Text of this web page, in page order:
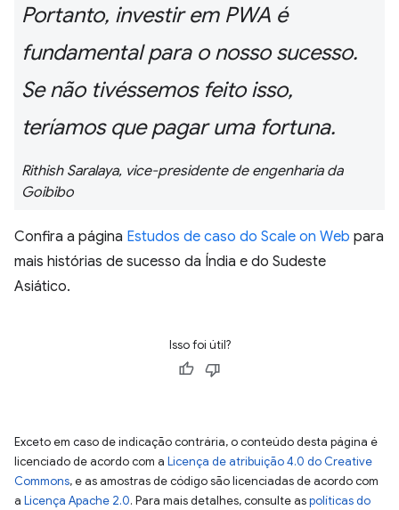
Portanto, investir em PWA é
fundamental para o nosso sucesso.
Se não tivéssemos feito isso,
teríamos que pagar uma fortuna.
Rithish Saralaya, vice-presidente de engenharia da
Goibibo
Confira a página Estudos de caso do Scale on Web para
mais histórias de sucesso da Índia e do Sudeste
Asiático.
Isso foi útil?
Exceto em caso de indicação contrária, o conteúdo desta página é
licenciado de acordo com a Licença de atribuição 4.0 do Creative
Commons, e as amostras de código são licenciadas de acordo com
a Licença Apache 2.0. Para mais detalhes, consulte aspolíticas do